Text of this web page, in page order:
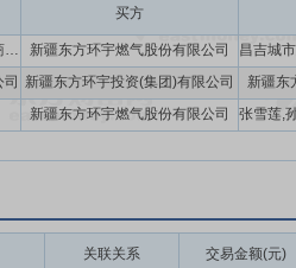
股票上市之日起三十六个月内,不转让
建工程
本项目总投资为56,141.12万
设以及煤化工、石油化工国内外分析,
压力容器。
买方
城投·中合佳苑项目260套在建商品房
新疆东方环宇燃气股份有限公司
新疆东方环宇投资(集团)有限公司
新疆东
新疆东方环宇燃气股份有限公司
关联关系 交易金额(元)